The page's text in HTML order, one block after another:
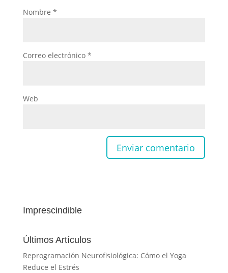
Nombre *
Correo electrónico *
Web
Imprescindible
Últimos Artículos
Reprogramación Neurofisiológica: Cómo el Yoga
Reduce el Estrés